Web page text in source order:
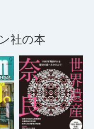
社の本